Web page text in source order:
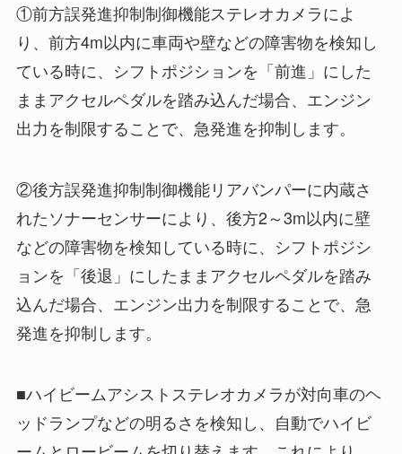
①前方誤発進抑制制御機能ステレオカメラによ
り、前方4m以内に車両や壁などの障害物を検知し
ている時に、シフトポジションを「前進」にした
ままアクセルペダルを踏み込んだ場合、エンジン
出力を制限することで、急発進を抑制します。
②後方誤発進抑制制御機能リアバンパーに内蔵さ
れたソナーセンサーにより、後方2～3m以内に壁
などの障害物を検知している時に、シフトポジシ
ョンを「後退」にしたままアクセルペダルを踏み
込んだ場合、エンジン出力を制限することで、急
発進を抑制します。
■ハイビームアシストステレオカメラが対向車のヘ
ッドランプなどの明るさを検知し、自動でハイビ